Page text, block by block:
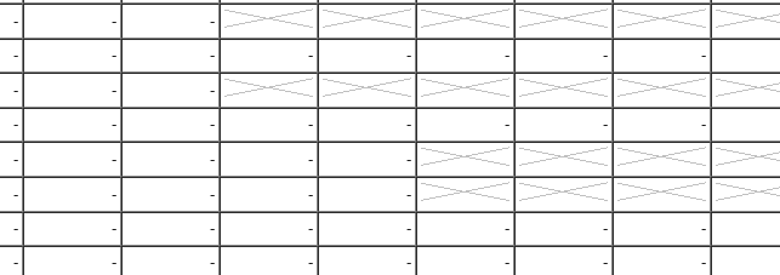
- -
-
- - - - - - -
-
- -
-
- - - - - - -
-
- - - -
-
- - - -
-
- - - - - - -
-
- - - - - - -
-